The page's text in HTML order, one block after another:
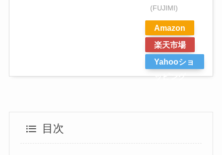
(FUJIMI)
Amazon
楽天市場
Yahooショ
ッピング
目次